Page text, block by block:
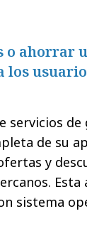
ahorrar
los
servicios de
de su
y
Esta
sistema